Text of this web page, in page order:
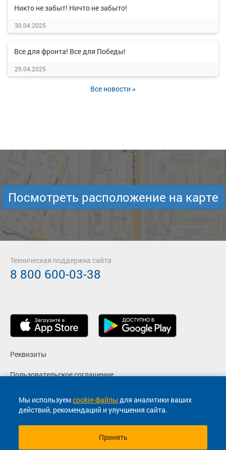
Никто не забыт! Ничто не забыто!
30.04.2025
Все для фронта! Все для Победы!
29.04.2025
Все новости »
Мы используемcookie-файлы для аналитики ваших
действий, рекомендаций и улучшения сайта.
Принять
Посмотреть расположение на карте
Реквизиты
Пользовательское соглашение
Политика конфиденциальности
Согласие на маркетинговые сообщения
Техническая поддержка сайта
8 800 600-03-38
© 2013-2026, ООО "Капитал"- Онлайн сервис продажи